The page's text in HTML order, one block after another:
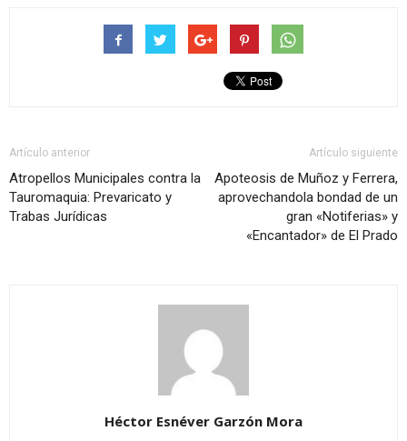
Artículo anterior
Atropellos Municipales contra la
Tauromaquia: Prevaricato y
Trabas Jurídicas
Artículo siguiente
Apoteosis de Muñoz y Ferrera,
aprovechandola bondad de un
gran «Notiferias» y
«Encantador» de El Prado
Héctor Esnéver Garzón Mora